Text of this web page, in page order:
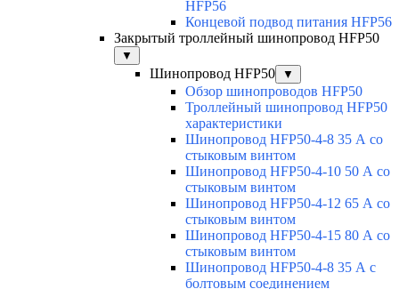
HFP56
Концевой подвод питания HFP56
Закрытый троллейный шинопровод HFP50
▼
Шинопровод HFP50 ▼
Обзор шинопроводов HFP50
Троллейный шинопровод HFP50
характеристики
Шинопровод HFP50-4-8 35 А со
стыковым винтом
Шинопровод HFP50-4-10 50 А со
стыковым винтом
Шинопровод HFP50-4-12 65 А со
стыковым винтом
Шинопровод HFP50-4-15 80 А со
стыковым винтом
Шинопровод HFP50-4-8 35 А с
болтовым соединением